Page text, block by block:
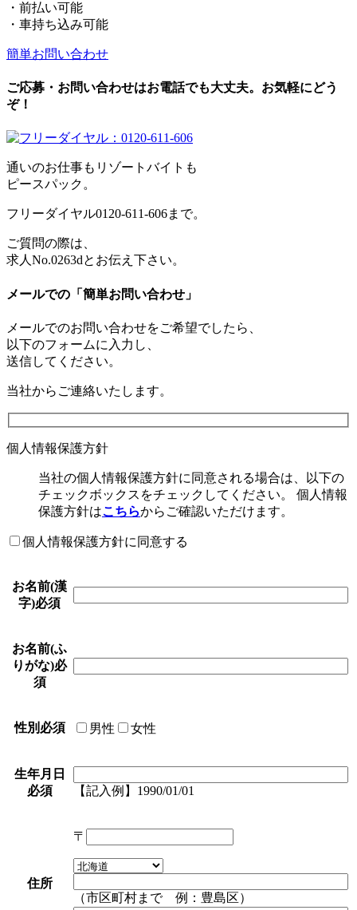
・前払い可能
・車持ち込み可能
簡単お問い合わせ
ご応募・お問い合わせはお電話でも大丈夫。お気軽にどう
ぞ！
通いのお仕事もリゾートバイトも
ピースパック。
フリーダイヤル0120-611-606まで。
ご質問の際は、
求人No.0263dとお伝え下さい。
メールでの「簡単お問い合わせ」
メールでのお問い合わせをご希望でしたら、
以下のフォームに入力し、
送信してください。
当社からご連絡いたします。
個人情報保護方針
当社の個人情報保護方針に同意される場合は、以下の
チェックボックスをチェックしてください。 個人情報
保護方針はこちらからご確認いただけます。
個人情報保護方針に同意する
お名前(漢
字)必須
お名前(ふ
りがな)必
須
性別 必須 男性 女性
生年月日
必須
【記入例】1990/01/01
住所
〒
（市区町村まで 例：豊島区）